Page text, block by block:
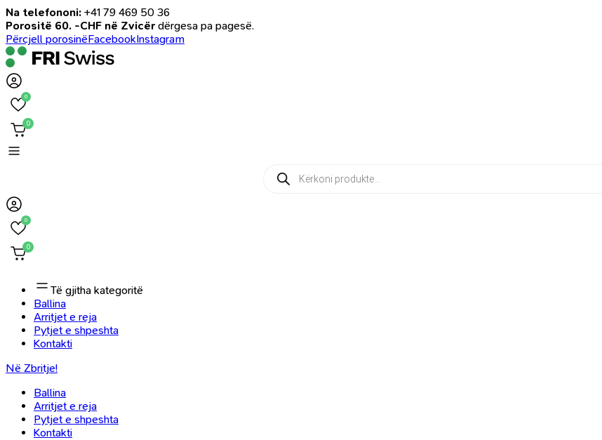
Na telefononi: +41 79 469 50 36
Porositë 60. -CHF në Zvicër dërgesa pa pagesë.
Përcjell porosinëFacebookInstagram
0
0
Products
search
0
0
Të gjitha kategoritë
Ballina
Arritjet e reja
Pytjet e shpeshta
Kontakti
Në Zbritje!
Ballina
Arritjet e reja
Pytjet e shpeshta
Kontakti